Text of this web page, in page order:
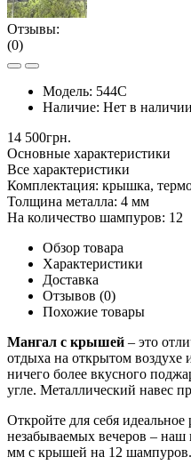
Отзывы:
(0)
Модель: 544С
Наличие: Нет в наличии
14 500грн.
Основные характеристики
Все характеристики
Комплектация: крышка,
Толщина металла: 4 мм
На количество шампуров: 12
Обзор товара
Характеристики
Доставка
Отзывов (0)
Похожие товары
Мангал с крышей – это
отдыха на открытом воздухе
ничего более вкусного
угле. Металлический навес
Откройте для себя
незабываемых вечеров – наш
мм с крышей на 12 шампуров.